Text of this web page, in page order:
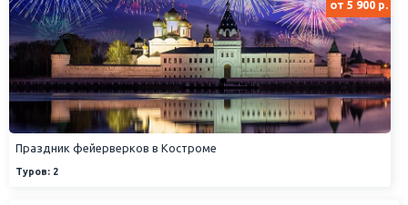
от 5 900 р.
Праздник фейерверков в Костроме
Туров: 2